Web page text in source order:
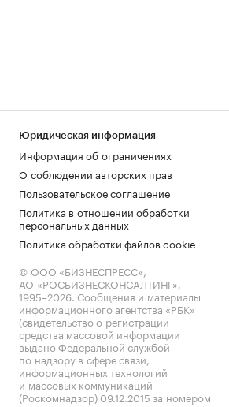
Юридическая информация
Информация об ограничениях
О соблюдении авторских прав
Пользовательское соглашение
Политика в отношении обработки
персональных данных
Политика обработки файлов cookie
© ООО «БИЗНЕСПРЕСС»,
АО «РОСБИЗНЕСКОНСАЛТИНГ»,
1995–2026. Сообщения и материалы
информационного агентства «РБК»
(свидетельство о регистрации
средства массовой информации
выдано Федеральной службой
по надзору в сфере связи,
информационных технологий
и массовых коммуникаций
(Роскомнадзор) 09.12.2015 за номером